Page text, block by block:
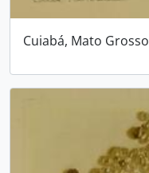
Cuiabá, Mato Grosso